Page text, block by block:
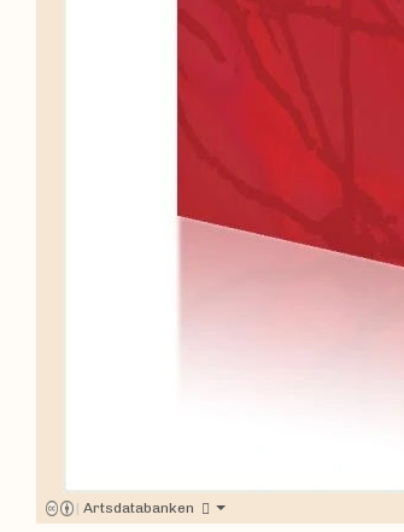
| Artsdatabanken